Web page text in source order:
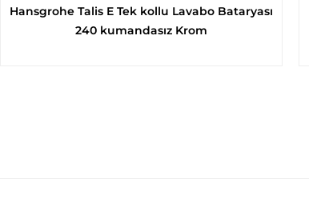
Hansgrohe Talis E Tek kollu Lavabo Bataryası
240 kumandasız Krom